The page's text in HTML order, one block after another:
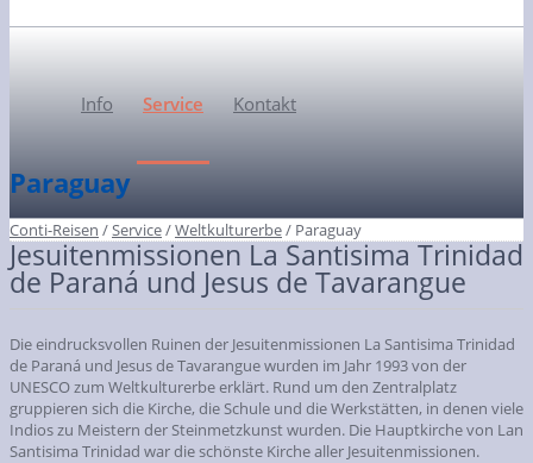
Info Service Kontakt
Paraguay
Conti-Reisen /Service/Weltkulturerbe/ Paraguay
Jesuitenmissionen La Santisima Trinidad
de Paraná und Jesus de Tavarangue
Die eindrucksvollen Ruinen der Jesuitenmissionen La Santisima Trinidad
de Paraná und Jesus de Tavarangue wurden im Jahr 1993 von der
UNESCO zum Weltkulturerbe erklärt. Rund um den Zentralplatz
gruppieren sich die Kirche, die Schule und die Werkstätten, in denen viele
Indios zu Meistern der Steinmetzkunst wurden. Die Hauptkirche von Lan
Santisima Trinidad war die schönste Kirche aller Jesuitenmissionen.